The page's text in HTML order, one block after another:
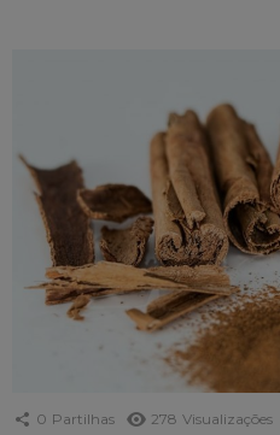
0 Partilhas 278 Visualizações